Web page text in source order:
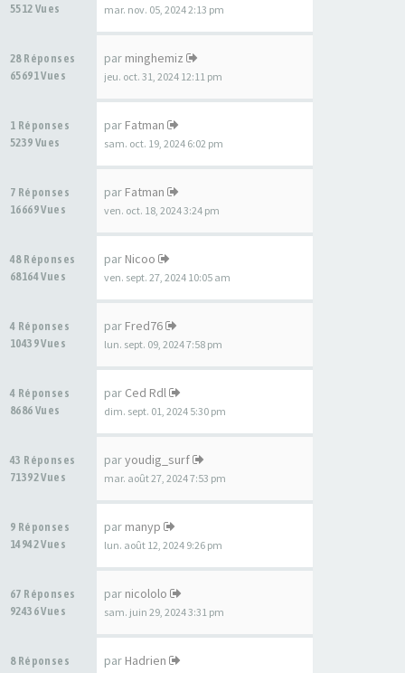
5512 Vues
mar. nov. 05, 2024 2:13 pm
28 Réponses
65691 Vues
par minghemiz
jeu. oct. 31, 2024 12:11 pm
1 Réponses
5239 Vues
par Fatman
sam. oct. 19, 2024 6:02 pm
7 Réponses
16669 Vues
par Fatman
ven. oct. 18, 2024 3:24 pm
48 Réponses
68164 Vues
par Nicoo
ven. sept. 27, 2024 10:05 am
4 Réponses
10439 Vues
par Fred76
lun. sept. 09, 2024 7:58 pm
4 Réponses
8686 Vues
par Ced Rdl
dim. sept. 01, 2024 5:30 pm
43 Réponses
71392 Vues
paryoudig_surf
mar. août 27, 2024 7:53 pm
9 Réponses
14942 Vues
par manyp
lun. août 12, 2024 9:26 pm
67 Réponses
92436 Vues
par nicololo
sam. juin 29, 2024 3:31 pm
8 Réponses
par Hadrien